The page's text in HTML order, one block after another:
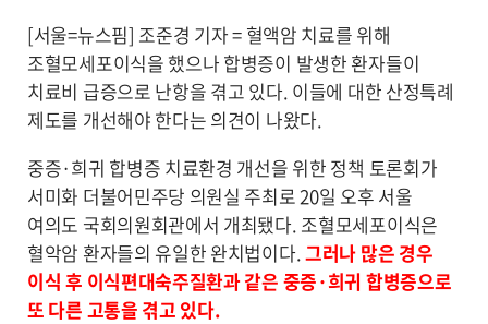
[서울=뉴스핌] 조준경 기자 = 혈액암 치료를 위해
조혈모세포이식을 했으나 합병증이 발생한 환자들이
치료비 급증으로 난항을 겪고 있다. 이들에 대한 산정특례
제도를 개선해야 한다는 의견이 나왔다.
중증·희귀 합병증 치료환경 개선을 위한 정책 토론회가
서미화 더불어민주당 의원실 주최로 20일 오후 서울
여의도 국회의원회관에서 개최됐다. 조혈모세포이식은
혈악암 환자들의 유일한 완치법이다.그러나 많은 경우
이식 후 이식편대숙주질환과 같은 중증·희귀 합병증으로
또 다른 고통을 겪고 있다.